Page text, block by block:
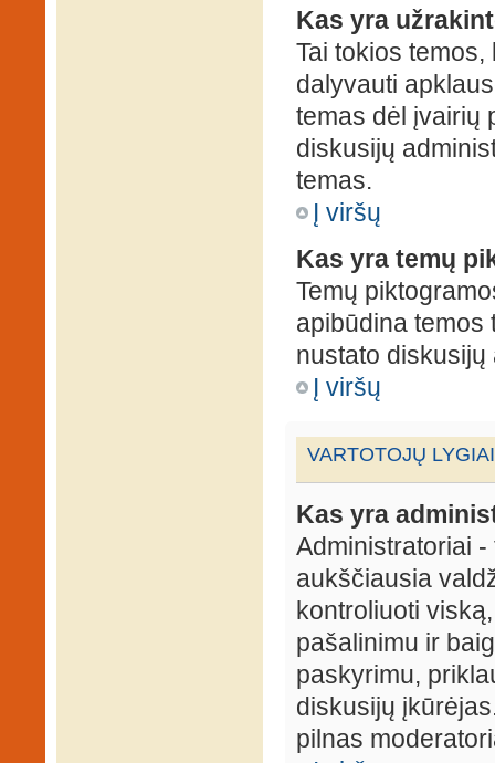
Kas yra
Tai tokios
dalyvauti
temas dėl įvairių
diskusijų
temas.
Į viršų
Kas yra temų
Temų
apibūdina temos
nustato
Į viršų
VARTOTOJŲ
Kas yra
Administratoriai
aukščiausia
kontroliuoti
pašalinimu ir
paskyrimu,
diskusijų
pilnas